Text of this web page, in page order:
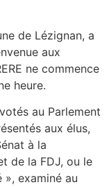
de Lézignan, a
aux
ne commence
heure.
au Parlement
aux élus,
à la
de la FDJ, ou le
examiné au